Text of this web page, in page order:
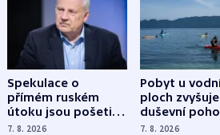
Spekulace o
přímém ruském
útoku jsou pošetilé,
míní estonský
7. 8. 2026
Pobyt u
ploch zvyšuje
duševní
ukázala
7. 8. 2026